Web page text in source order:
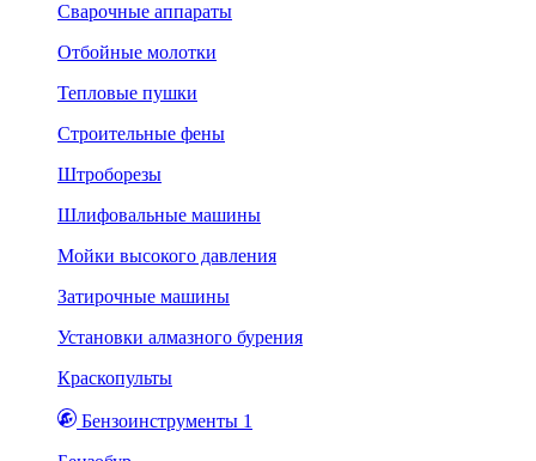
Сварочные аппараты
Отбойные молотки
Тепловые пушки
Строительные фены
Штроборезы
Шлифовальные машины
Мойки высокого давления
Затирочные машины
Установки алмазного бурения
Краскопульты
Бензоинструменты 1